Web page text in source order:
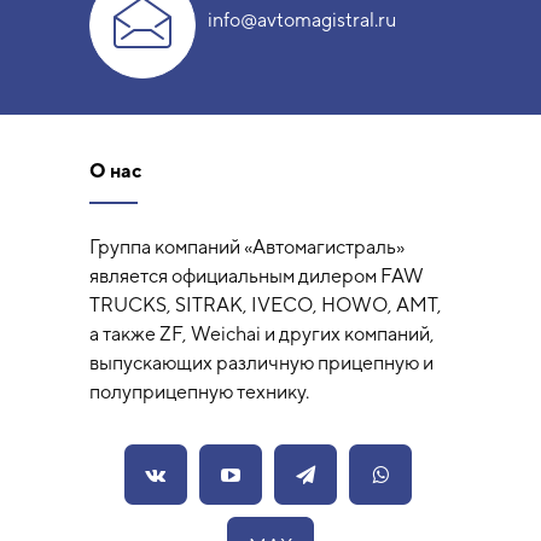
info@avtomagistral.ru
О нас
Группа компаний «Автомагистраль»
является официальным дилером FAW
TRUCKS, SITRAK, IVECO, HOWO, AMT,
а также ZF, Weichai и других компаний,
выпускающих различную прицепную и
полуприцепную технику.